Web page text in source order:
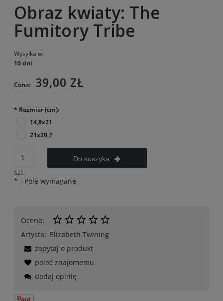
Obraz kwiaty: The
Fumitory Tribe
Wysyłka w:
10 dni
Cena: 39,00 ZŁ
* Rozmiar (cm):
14,8x21
21x29,7
szt.
Do koszyka
* - Pole wymagane
Ocena:
Artysta: Elizabeth Twining
zapytaj o produkt
poleć znajomemu
dodaj opinię